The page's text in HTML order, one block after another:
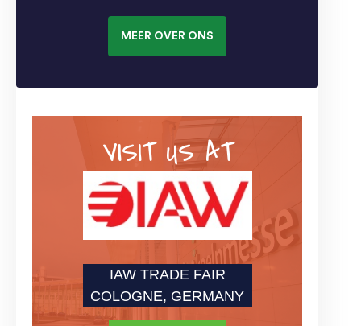
MEER OVER ONS
VISIT US AT
IAW TRADE FAIR
COLOGNE, GERMANY